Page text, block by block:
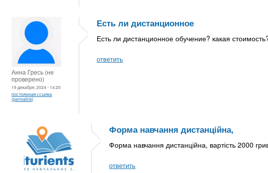
Анна Гресь (не
проверено)
19 декабря, 2024 - 14:20
постоянная ссылка
(permalink)
Есть ли дистанционное
Есть ли дистанционное обучение? какая
ответить
Форма навчання дистанційна,
Форма навчання дистанційна, вартість 2000
ответить